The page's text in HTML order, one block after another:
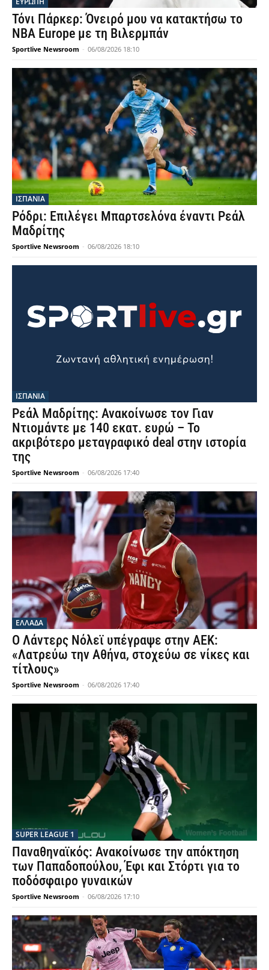
Τόνι Πάρκερ: Όνειρό μου να κατακτήσω το
NBA Europe με τη Βιλερμπάν
Sportlive Newsroom - 06/08/2026 18:10
ΙΣΠΑΝΙΑ
Ρόδρι: Επιλέγει Μπαρτσελόνα έναντι Ρεάλ
Μαδρίτης
Sportlive Newsroom - 06/08/2026 18:10
ΙΣΠΑΝΙΑ
Ρεάλ Μαδρίτης: Ανακοίνωσε τον Γιαν
Ντιομάντε με 140 εκατ. ευρώ – Το
ακριβότερο μεταγραφικό deal στην ιστορία
της
Sportlive Newsroom - 06/08/2026 17:40
ΕΛΛΑΔΑ
Ο Λάντερς Νόλεϊ υπέγραψε στην ΑΕΚ:
«Λατρεύω την Αθήνα, στοχεύω σε νίκες και
τίτλους»
Sportlive Newsroom - 06/08/2026 17:40
SUPER LEAGUE 1
Παναθηναϊκός: Ανακοίνωσε την απόκτηση
των Παπαδοπούλου, Έφι και Στόρτι για το
ποδόσφαιρο γυναικών
Sportlive Newsroom - 06/08/2026 17:10